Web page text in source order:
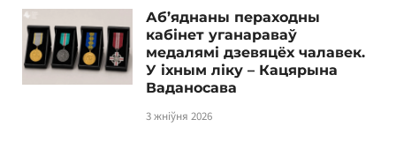
Аб’яднаны пераходны
кабінет уганараваў
медалямі дзевяцёх чалавек.
У іхным ліку – Кацярына
Ваданосава
3 жніўня 2026